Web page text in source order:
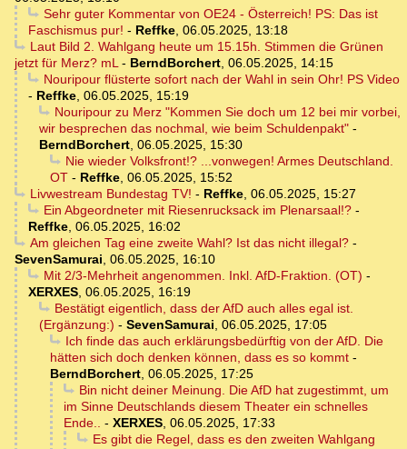
Sehr guter Kommentar von OE24 - Österreich! PS: Das ist
Faschismus pur! - Reffke, 06.05.2025, 13:18
Laut Bild 2. Wahlgang heute um 15.15h. Stimmen die Grünen
jetzt für Merz? mL- BerndBorchert, 06.05.2025, 14:15
Nouripour flüsterte sofort nach der Wahl in sein Ohr! PS Video
- Reffke, 06.05.2025, 15:19
Nouripour zu Merz "Kommen Sie doch um 12 bei mir vorbei,
wir besprechen das nochmal, wie beim Schuldenpakt" -
BerndBorchert, 06.05.2025, 15:30
Nie wieder Volksfront!? ...vonwegen! Armes Deutschland.
OT - Reffke, 06.05.2025, 15:52
Livwestream Bundestag TV! - Reffke, 06.05.2025, 15:27
Ein Abgeordneter mit Riesenrucksack im Plenarsaal!?-
Reffke, 06.05.2025, 16:02
Am gleichen Tag eine zweite Wahl? Ist das nicht illegal?-
SevenSamurai, 06.05.2025, 16:10
Mit 2/3-Mehrheit angenommen. Inkl. AfD-Fraktion. (OT) -
XERXES, 06.05.2025, 16:19
Bestätigt eigentlich, dass der AfD auch alles egal ist.
(Ergänzung:) - SevenSamurai, 06.05.2025, 17:05
Ich finde das auch erklärungsbedürftig von der AfD. Die
hätten sich doch denken können, dass es so kommt -
BerndBorchert, 06.05.2025, 17:25
Bin nicht deiner Meinung. Die AfD hat zugestimmt, um
im Sinne Deutschlands diesem Theater ein schnelles
Ende.. - XERXES, 06.05.2025, 17:33
Es gibt die Regel, dass es den zweiten Wahlgang